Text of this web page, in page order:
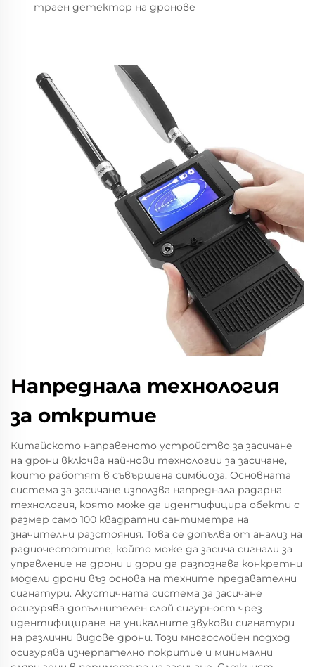
траен детектор на дронове
Напреднала технология
за откритие
Китайското направеното устройство за засичане
на дрони включва най-нови технологии за засичане,
които работят в съвършена симбиоза. Основната
система за засичане използва напреднала радарна
технология, която може да идентифицира обекти с
размер само 100 квадратни сантиметра на
значителни разстояния. Това се допълва от анализ на
радиочестотите, който може да засича сигнали за
управление на дрони и дори да разпознава конкретни
модели дрони въз основа на техните предавателни
сигнатури. Акустичната система за засичане
осигурява допълнителен слой сигурност чрез
идентифициране на уникалните звукови сигнатури
на различни видове дрони. Този многослойен подход
осигурява изчерпателно покритие и минимални